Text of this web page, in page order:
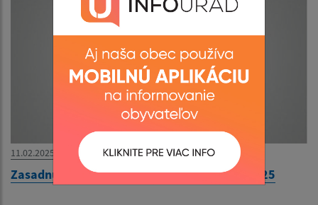
11.02.2025
Zasadnutie Obecného zastupiteľstva 13.2.2025